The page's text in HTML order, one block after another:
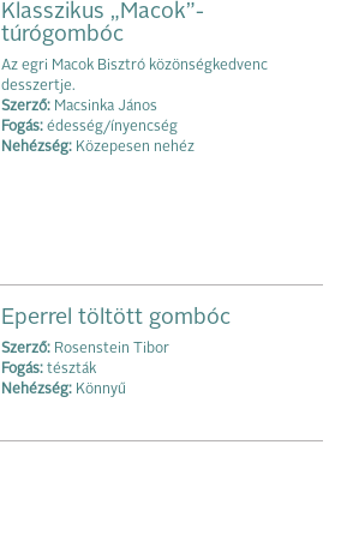
Klasszikus „Macok”-
túrógombóc
Az egri Macok Bisztró közönségkedvenc
desszertje.
Szerző: Macsinka János
Fogás: édesség/ínyencség
Nehézség: Közepesen nehéz
Eperrel töltött gombóc
Szerző: Rosenstein Tibor
Fogás: tészták
Nehézség: Könnyű